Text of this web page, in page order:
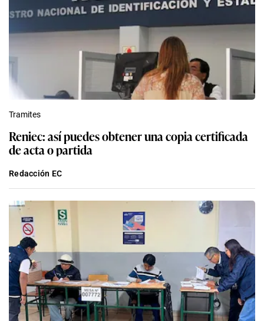
Tramites
Reniec: así puedes obtener una copia certificada
de acta o partida
Redacción EC